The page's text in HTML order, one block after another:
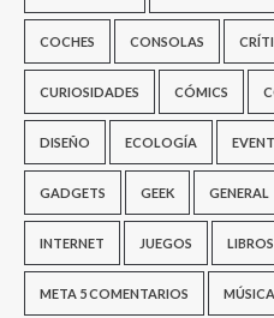
COCHES CONSOLAS
CURIOSIDADES CÓMICS
DISEÑO ECOLOGÍA
GADGETS GEEK GENERAL
INTERNET JUEGOS LIBROS
META 5 COMENTARIOS MÚSICA